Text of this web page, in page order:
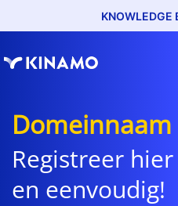
KNOWLEDGE
Domeinnaam
Registreer
en eenvoudig!